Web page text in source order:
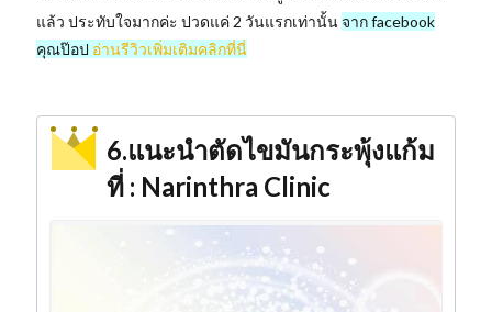
แล้ว ประทับใจมากค่ะ ปวดแค่ 2 วันแรกเท่านั้น จาก facebook
คุณป๊อป อ่านรีวิวเพิ่มเติมคลิกที่นี่
6.แนะนำตัดไขมันกระพุ้งแก้ม
ที่ : Narinthra Clinic